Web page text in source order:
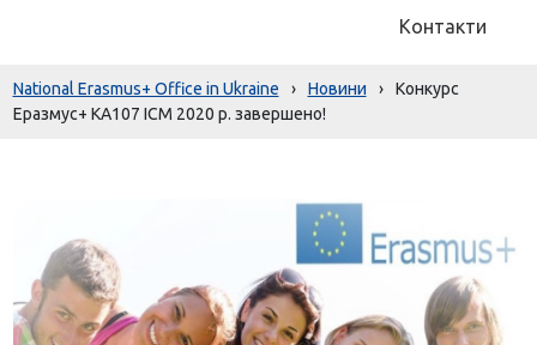
Контакти
National Erasmus+ Office in Ukraine › Новини ›
Конкурс
Еразмус+ КА107 ІСМ 2020 р. завершено!